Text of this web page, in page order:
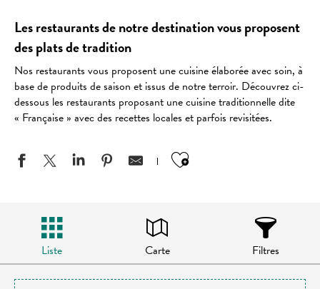
Les restaurants de notre destination vous proposent
des plats de tradition
Nos restaurants vous proposent une cuisine élaborée avec soin, à
base de produits de saison et issus de notre terroir. Découvrez ci-
dessous les restaurants proposant une cuisine traditionnelle dite
« Française » avec des recettes locales et parfois revisitées.
Ajouter aux
Liste Carte Filtres